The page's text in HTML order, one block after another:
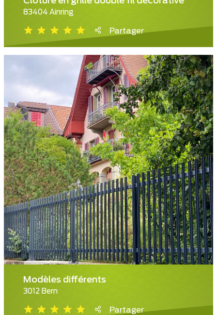
83404 Ainring
Partager
Modèles différents
3012 Bern
Partager